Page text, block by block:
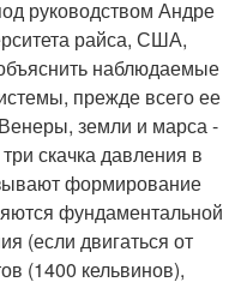
руководством Андре
райса, США,
наблюдаемые
прежде всего ее
земли и марса -
скачка давления в
формирование
фундаментальной
(если двигаться от
(1400 кельвинов),